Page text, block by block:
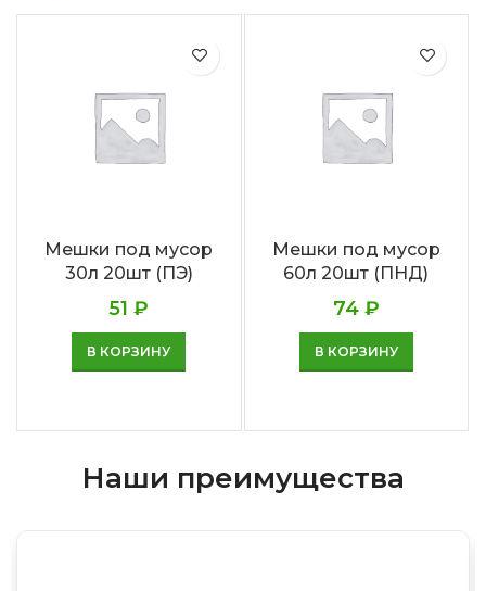
Мешки под мусор
30л 20шт (ПЭ)
51₽
В КОРЗИНУ
Мешки под мусор
60л 20шт (ПНД)
74 ₽
В КОРЗИНУ
Наши преимущества